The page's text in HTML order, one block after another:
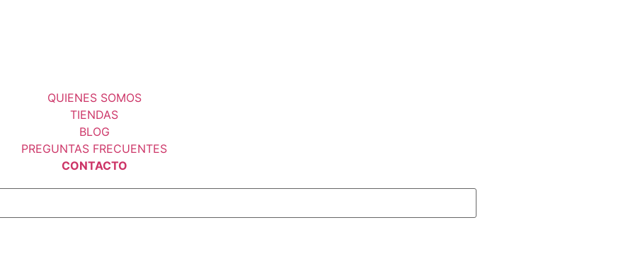
QUIENES SOMOS
TIENDAS
BLOG
PREGUNTAS FRECUENTES
CONTACTO